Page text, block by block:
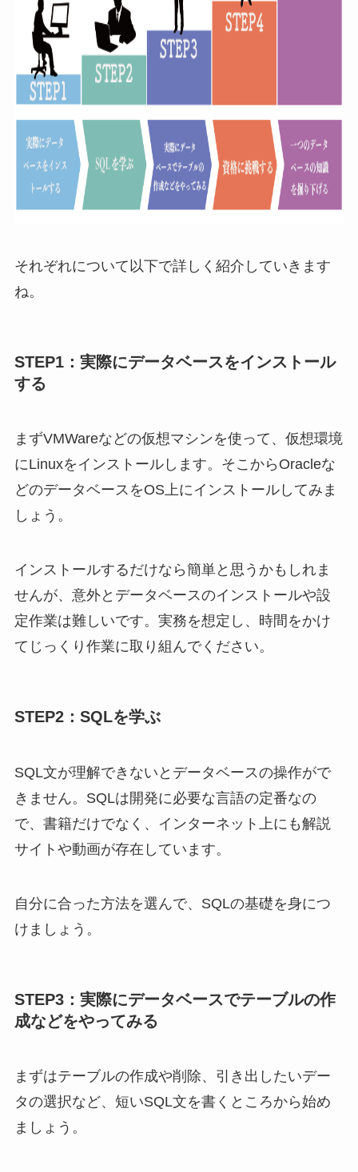
それぞれについて以下で詳しく紹介していきます
ね。
STEP1：実際にデータベースをインストール
する
まずVMWareなどの仮想マシンを使って、仮想環境
にLinuxをインストールします。そこからOracleな
どのデータベースをOS上にインストールしてみま
しょう。
インストールするだけなら簡単と思うかもしれま
せんが、意外とデータベースのインストールや設
定作業は難しいです。実務を想定し、時間をかけ
てじっくり作業に取り組んでください。
STEP2：SQLを学ぶ
SQL文が理解できないとデータベースの操作がで
きません。SQLは開発に必要な言語の定番なの
で、書籍だけでなく、インターネット上にも解説
サイトや動画が存在しています。
自分に合った方法を選んで、SQLの基礎を身につ
けましょう。
STEP3：実際にデータベースでテーブルの作
成などをやってみる
まずはテーブルの作成や削除、引き出したいデー
タの選択など、短いSQL文を書くところから始め
ましょう。